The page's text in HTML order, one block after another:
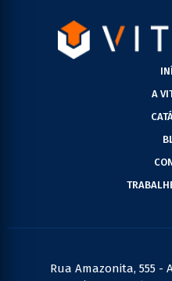
A
Rua Amazonita, 555 -